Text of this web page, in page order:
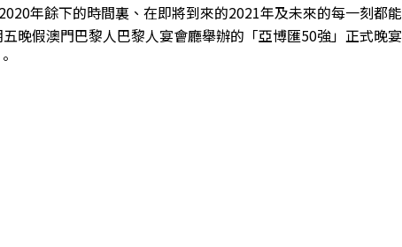
年餘下的時間裏、在即將到來的2021年及未來的每一刻都能
晚假澳門巴黎人巴黎人宴會廳舉辦的「亞博匯50強」正式晚宴